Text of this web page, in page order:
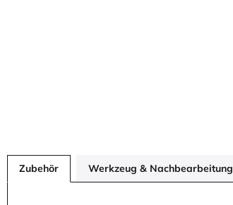
Zubehör Werkzeug & Nachbearbeitung